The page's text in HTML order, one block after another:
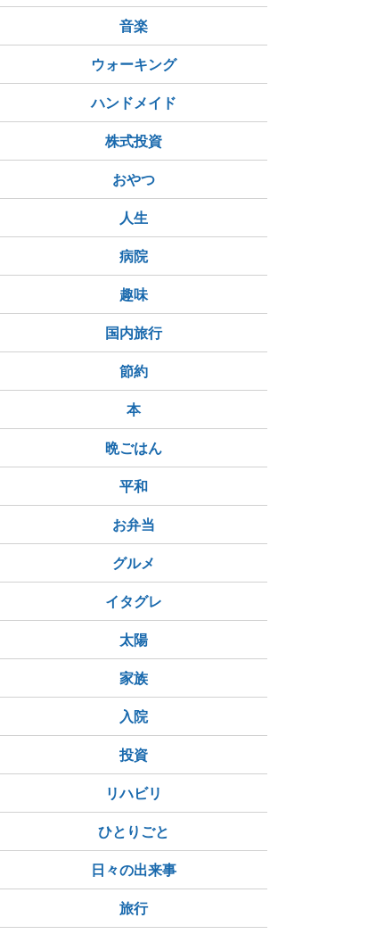
励み
音楽
ウォーキング
ハンドメイド
株式投資
おやつ
人生
病院
趣味
国内旅行
節約
本
晩ごはん
平和
お弁当
グルメ
イタグレ
太陽
家族
入院
投資
リハビリ
ひとりごと
日々の出来事
旅行